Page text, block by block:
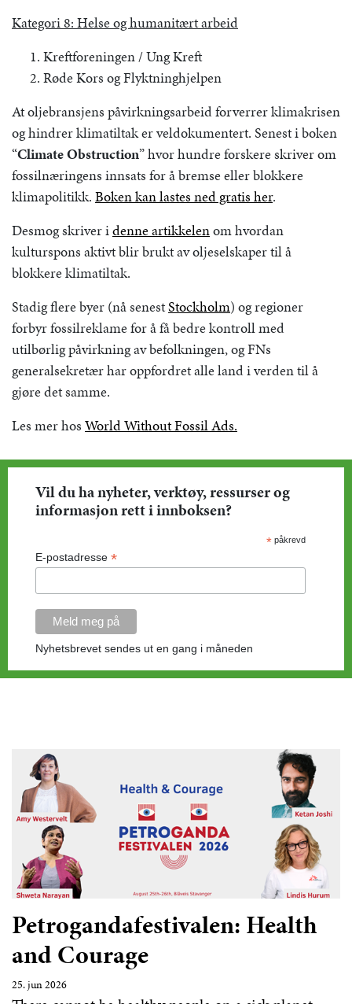
Kategori 8: Helse og humanitært arbeid
Kreftforeningen / Ung Kreft
Røde Kors og Flyktninghjelpen
At oljebransjens påvirkningsarbeid forverrer klimakrisen
og hindrer klimatiltak er veldokumentert. Senest i boken
“Climate Obstruction” hvor hundre forskere skriver om
fossilnæringens innsats for å bremse eller blokkere
klimapolitikk. Boken kan lastes ned gratis her.
Desmog skriver idenne artikkelenom hvordan
kulturspons aktivt blir brukt av oljeselskaper til å
blokkere klimatiltak.
Stadig flere byer (nå senestStockholm) og regioner
forbyr fossilreklame for å få bedre kontroll med
utilbørlig påvirkning av befolkningen, og FNs
generalsekretær har oppfordret alle land i verden til å
gjøre det samme.
Les mer hos World Without Fossil Ads.
Vil du ha nyheter, verktøy, ressurser og
informasjon rett i innboksen?
*påkrevd
E-postadresse *
Nyhetsbrevet sendes ut en gang i måneden
Petrogandafestivalen: Health
and Courage
25. jun 2026